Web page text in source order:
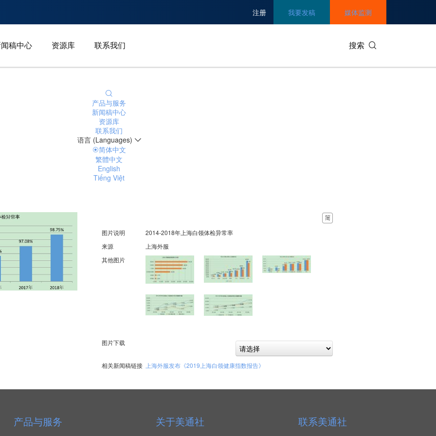
注册 我要发稿 媒体监测
稿中心 资源库 联系我们 搜索
产品与服务
新闻稿中心
资源库
联系我们
语言 (Languages)
简体中文
繁體中文
English
Tiếng Việt
图片说明
2014-2018年上海白领体检异常率
来源
上海外服
其他图片
图片下载
相关新闻稿链接 上海外服发布《2019上海白领健康指数报告》
产品与服务 关于美通社 联系美通社